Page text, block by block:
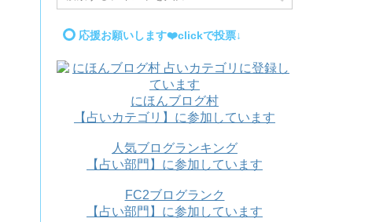
応援お願いします❤️clickで投票↓
にほんブログ村
【占いカテゴリ】に参加しています
人気ブログランキング
【占い部門】に参加しています
FC2ブログランク
【占い部門】に参加しています